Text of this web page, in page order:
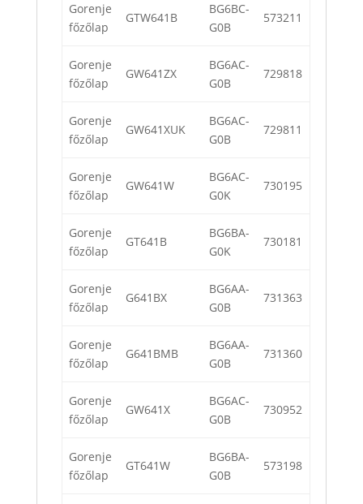
Gorenje
főzőlap
GTW641B
BG6BC-
G0B
573211
Gorenje
főzőlap
GW641ZX
BG6AC-
G0B
729818
Gorenje
főzőlap
GW641XUK
BG6AC-
G0B
729811
Gorenje
főzőlap
GW641W
BG6AC-
G0K
730195
Gorenje
főzőlap
GT641B
BG6BA-
G0K
730181
Gorenje
főzőlap
G641BX
BG6AA-
G0B
731363
Gorenje
főzőlap
G641BMB
BG6AA-
G0B
731360
Gorenje
főzőlap
GW641X
BG6AC-
G0B
730952
Gorenje
főzőlap
GT641W
BG6BA-
G0B
573198